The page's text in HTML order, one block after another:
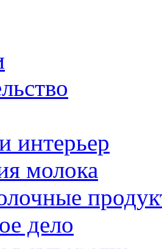
интерьер
молока
дело